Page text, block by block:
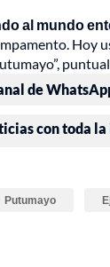
al mundo
Hoy
de
con toda
Putumayo